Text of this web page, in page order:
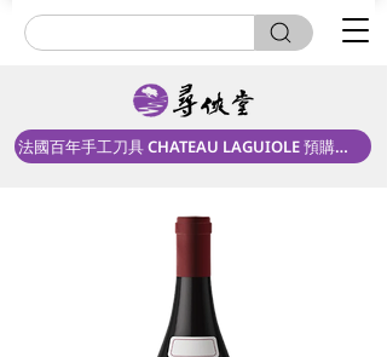
法國百年手工刀具 CHATEAU LAGUIOLE 預購中！